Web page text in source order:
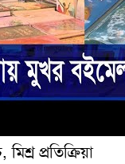
প্রতিক্রিয়া